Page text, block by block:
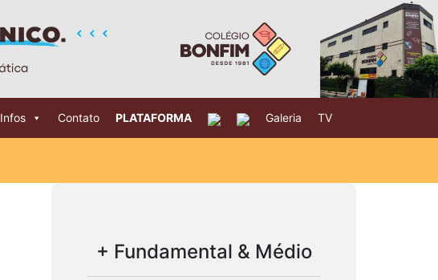
Infos Contato PLATAFORMA Galeria TV
+ Fundamental & Médio